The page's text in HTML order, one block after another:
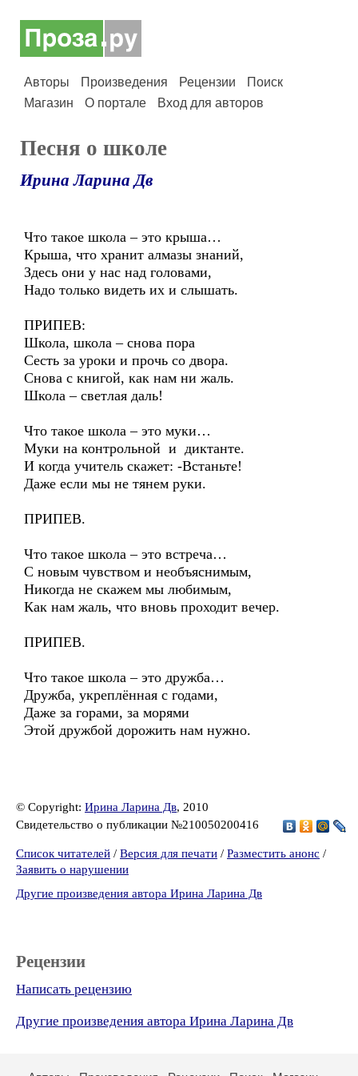
Авторы Произведения Рецензии
Поиск
Магазин
О портале Вход для авторов
Песня о школе
Ирина Ларина Дв
Что такое школа – это крыша…
Крыша, что хранит алмазы знаний,
Здесь они у нас над головами,
Надо только видеть их и слышать.
ПРИПЕВ:
Школа, школа – снова пора
Сесть за уроки и прочь со двора.
Снова с книгой, как нам ни жаль.
Школа – светлая даль!
Что такое школа – это муки…
Муки на контрольной и диктанте.
И когда учитель скажет: -Встаньте!
Даже если мы не тянем руки.
ПРИПЕВ.
Что такое школа – это встреча…
С новым чувством и необъяснимым,
Никогда не скажем мы любимым,
Как нам жаль, что вновь проходит вечер.
ПРИПЕВ.
Что такое школа – это дружба…
Дружба, укреплённая с годами,
Даже за горами, за морями
Этой дружбой дорожить нам нужно.
© Copyright: Ирина Ларина Дв, 2010
Свидетельство о публикации №210050200416
Список читателей / Версия для печати / Разместить анонс /
Заявить о нарушении
Другие произведения автора Ирина Ларина Дв
Рецензии
Написать рецензию
Другие произведения автора Ирина Ларина Дв